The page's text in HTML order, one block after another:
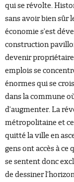
qui se révolte.
sans avoir bien sûr
économie s’est
construction
devenir
emplois se
énormes qui se
dans la commune
d’augmenter. La
métropolitaine et
quitté la ville en
gens ont accès à ce
se sentent donc
de dessiner